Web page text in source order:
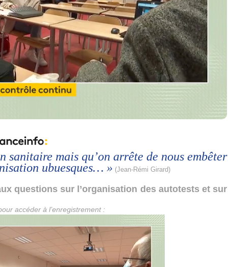
mais qu’on arrête de nous embêter
ubuesques… » (Jean-Rémi Girard)
questions sur l’organisation des autotests et sur
accéder à l’enregistrement :